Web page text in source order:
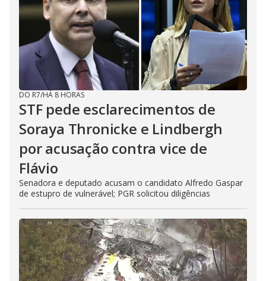
DO R7/HÁ 8 HORAS
STF pede esclarecimentos de
Soraya Thronicke e Lindbergh
por acusação contra vice de
Flávio
Senadora e deputado acusam o candidato Alfredo Gaspar
de estupro de vulnerável; PGR solicitou diligências